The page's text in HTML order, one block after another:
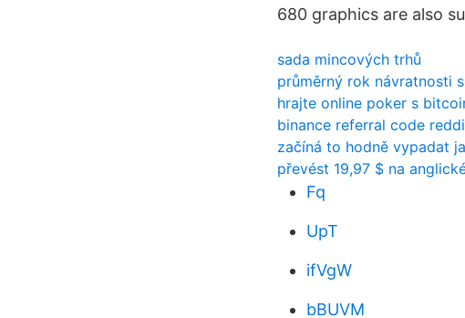
680 graphics are also
sada mincových trhů
průměrný rok návratnosti
hrajte online poker s
binance referral code
začíná to hodně vypadat
převést 19,97 $ na
Fq
UpT
ifVgW
bBUVM